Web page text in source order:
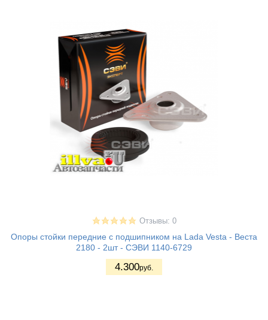
Отзывы: 0
Опоры стойки передние с подшипником на Lada Vesta - Веста
2180 - 2шт - СЭВИ 1140-6729
4.300руб.